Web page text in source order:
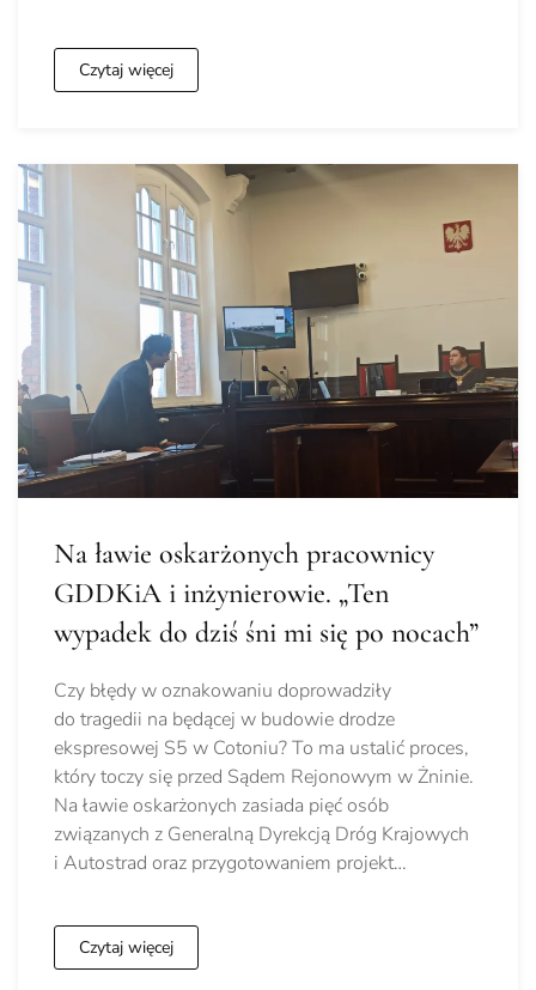
Czytaj więcej
Na ławie oskarżonych pracownicy
GDDKiA i inżynierowie. „Ten
wypadek do dziś śni mi się po nocach”
Czy błędy w oznakowaniu doprowadziły
do tragedii na będącej w budowie drodze
ekspresowej S5 w Cotoniu? To ma ustalić proces,
który toczy się przed Sądem Rejonowym w Żninie.
Na ławie oskarżonych zasiada pięć osób
związanych z Generalną Dyrekcją Dróg Krajowych
i Autostrad oraz przygotowaniem projekt…
Czytaj więcej